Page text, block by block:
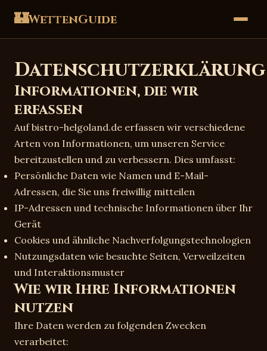
🏰WettenGuide
Datenschutzerklärung
Informationen, die wir
erfassen
Auf bistro-helgoland.de erfassen wir verschiedene
Arten von Informationen, um unseren Service
bereitzustellen und zu verbessern. Dies umfasst:
Persönliche Daten wie Namen und E-Mail-
Adressen, die Sie uns freiwillig mitteilen
IP-Adressen und technische Informationen über Ihr
Gerät
Cookies und ähnliche Nachverfolgungstechnologien
Nutzungsdaten wie besuchte Seiten, Verweilzeiten
und Interaktionsmuster
Wie wir Ihre Informationen
nutzen
Ihre Daten werden zu folgenden Zwecken
verarbeitet: